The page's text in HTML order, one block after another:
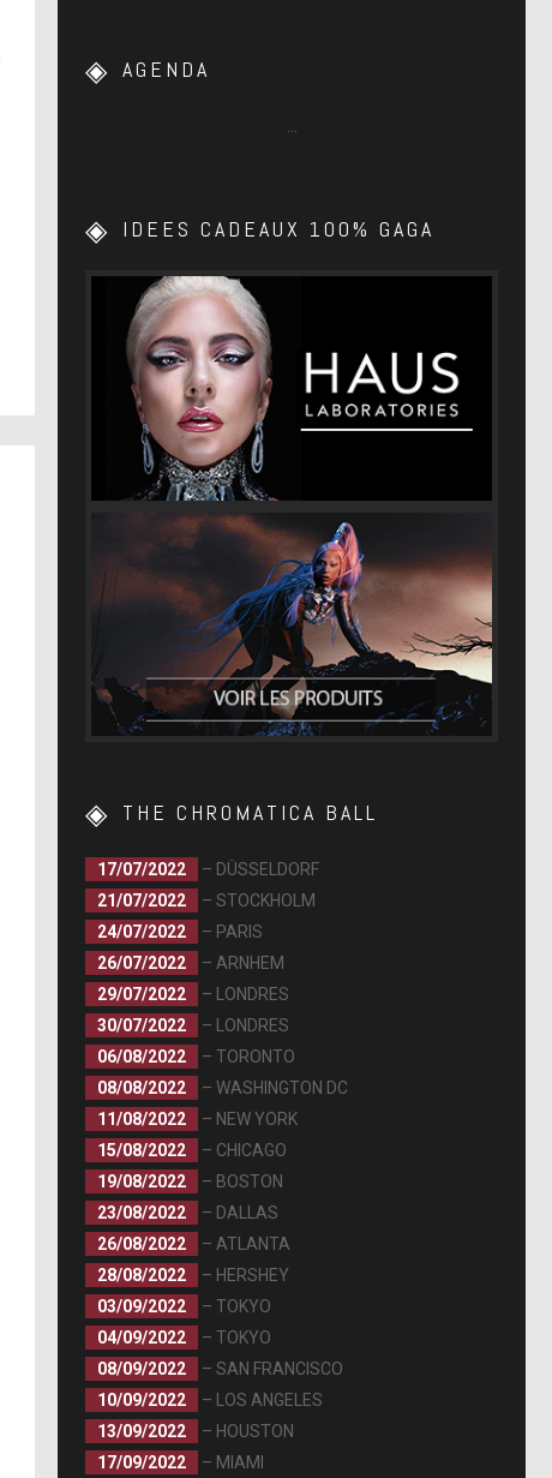
AGENDA
IDEES CADEAUX 100% GAGA
THE CHROMATICA BALL
17/07/2022
– DÜSSELDORF
21/07/2022
– STOCKHOLM
24/07/2022
– PARIS
26/07/2022
– ARNHEM
29/07/2022
– LONDRES
30/07/2022
– LONDRES
06/08/2022
– TORONTO
08/08/2022
– WASHINGTON DC
11/08/2022
– NEW YORK
15/08/2022
– CHICAGO
19/08/2022
– BOSTON
23/08/2022
– DALLAS
26/08/2022
– ATLANTA
28/08/2022
– HERSHEY
03/09/2022
– TOKYO
04/09/2022
– TOKYO
08/09/2022
– SAN FRANCISCO
10/09/2022
– LOS ANGELES
13/09/2022
– HOUSTON
17/09/2022
– MIAMI